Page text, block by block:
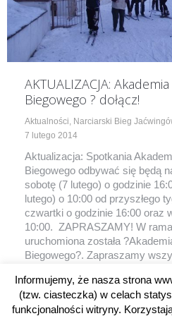
AKTUALIZACJA:
Biegowego ? dołącz!
Aktualności Narciarski Bieg
7 lutego 2014
Aktualizacja: Spotkania
Biegowego odbywać się będą
sobotę (7 lutego) o godzinie
lutego) o 10:00 od przyszłego
czwartki o godzinie 16:00 oraz
10:00. ZAPRASZAMY! W
uruchomiona została
Biegowego?. Zapraszamy
Informujemy, że nasza strona
(tzw. ciasteczka) w celach
funkcjonalności witryny.